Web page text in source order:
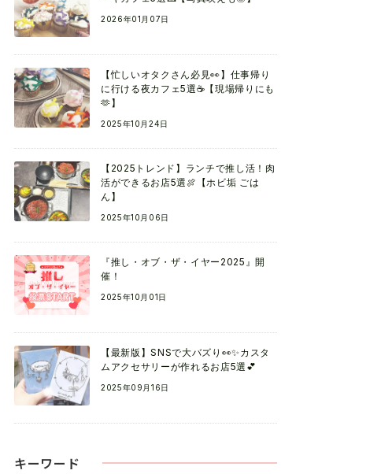
2026年01月07日
【忙しいオタクさん必見👀】仕事帰り
に行ける夜カフェ5選☕【現場帰りにも
🫶】
2025年10月24日
【2025トレンド】ランチで推し活！肉
活ができるお店5選🍖【ホビ垢 ごは
ん】
2025年10月06日
『推し・オブ・ザ・イヤー2025』開
催！
2025年10月01日
【最新版】SNSで大バズり👀✨カスタ
ムアクセサリーが作れるお店5選💕
2025年09月16日
キーワード